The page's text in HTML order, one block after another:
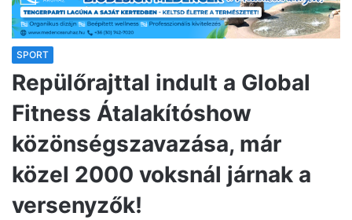
SPORT
Repülőrajttal indult a Global
Fitness Átalakítóshow
közönségszavazása, már
közel 2000 voksnál járnak a
versenyzők!